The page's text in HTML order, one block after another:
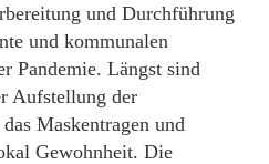
und Durchführung
und kommunalen
Pandemie. Längst sind
Aufstellung der
Maskentragen und
Gewohnheit. Die